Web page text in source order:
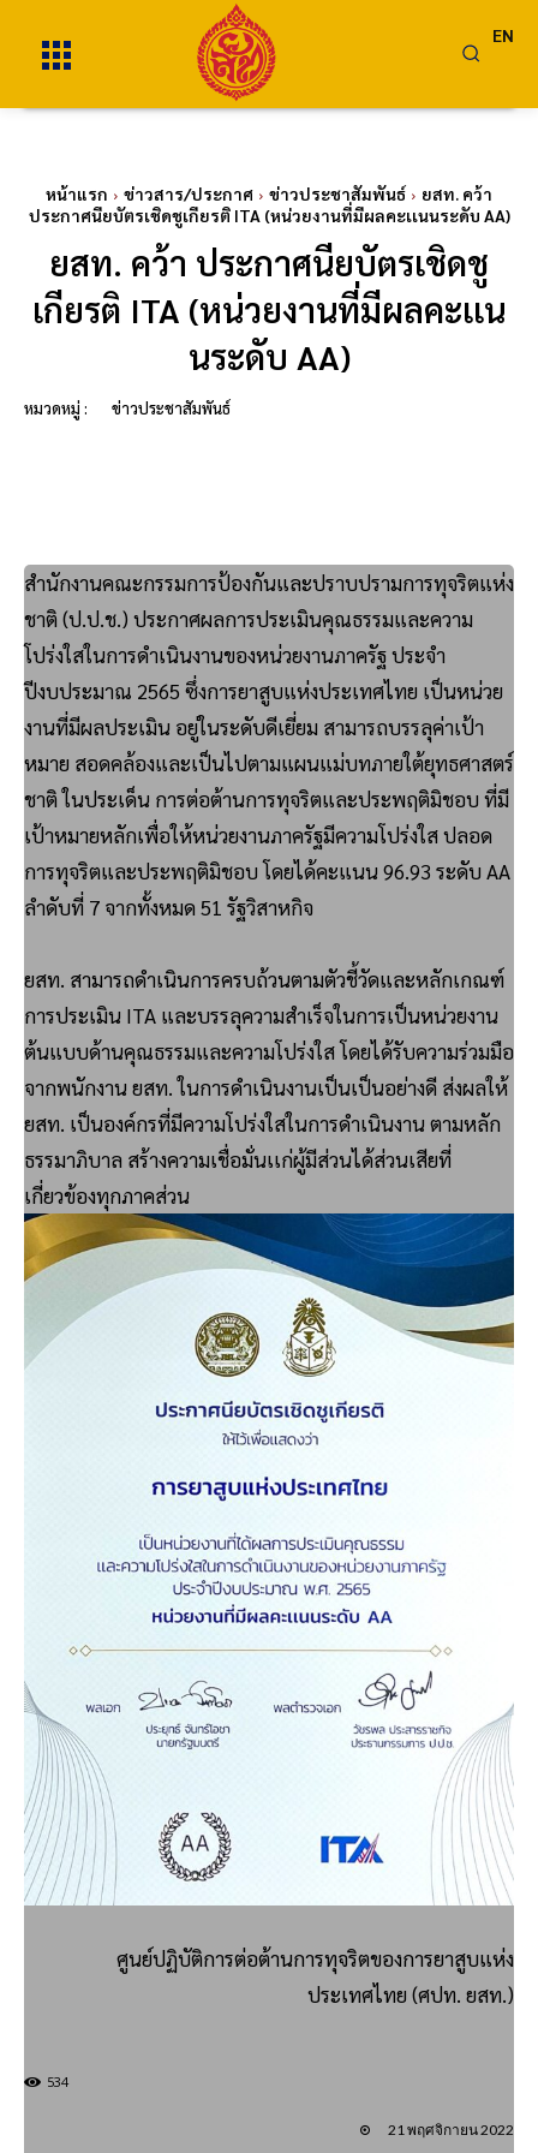
EN
หน้าแรก ข่าวสาร/ประกาศ ข่าวประชาสัมพันธ์
ยสท. คว้า
ประกาศนียบัตรเชิดชูเกียรติ ITA (หน่วยงานที่มีผลคะเเนนระดับ AA)
ยสท. คว้า ประกาศนียบัตรเชิดชู
เกียรติ ITA (หน่วยงานที่มีผลคะเเน
นระดับ AA)
หมวดหมู่ : ข่าวประชาสัมพันธ์
สำนักงานคณะกรรมการป้องกันและปราบปรามการทุจริตแห่ง
ชาติ (ป.ป.ช.) ประกาศผลการประเมินคุณธรรมและความ
โปร่งใสในการดำเนินงานของหน่วยงานภาครัฐ ประจำ
ปีงบประมาณ 2565 ซึ่งการยาสูบแห่งประเทศไทย เป็นหน่วย
งานที่มีผลประเมิน อยู่ในระดับดีเยี่ยม สามารถบรรลุค่าเป้า
หมาย สอดคล้องและเป็นไปตามแผนแม่บทภายใต้ยุทธศาสตร์
ชาติ ในประเด็น การต่อต้านการทุจริตและประพฤติมิชอบ ที่มี
เป้าหมายหลักเพื่อให้หน่วยงานภาครัฐมีความโปร่งใส ปลอด
การทุจริตและประพฤติมิชอบ โดยได้คะแนน 96.93 ระดับ AA
ลำดับที่ 7 จากทั้งหมด 51 รัฐวิสาหกิจ
ยสท. สามารถดำเนินการครบถ้วนตามตัวชี้วัดและหลักเกณฑ์
การประเมิน ITA และบรรลุความสำเร็จในการเป็นหน่วยงาน
ต้นแบบด้านคุณธรรมและความโปร่งใส โดยได้รับความร่วมมือ
จากพนักงาน ยสท. ในการดำเนินงานเป็นเป็นอย่างดี ส่งผลให้
ยสท. เป็นองค์กรที่มีความโปร่งใสในการดำเนินงาน ตามหลัก
ธรรมาภิบาล สร้างความเชื่อมั่นเเก่ผู้มีส่วนได้ส่วนเสียที่
เกี่ยวข้องทุกภาคส่วน
ศูนย์ปฏิบัติการต่อต้านการทุจริตของการยาสูบแห่ง
ประเทศไทย (ศปท. ยสท.)
534
21 พฤศจิกายน 2022